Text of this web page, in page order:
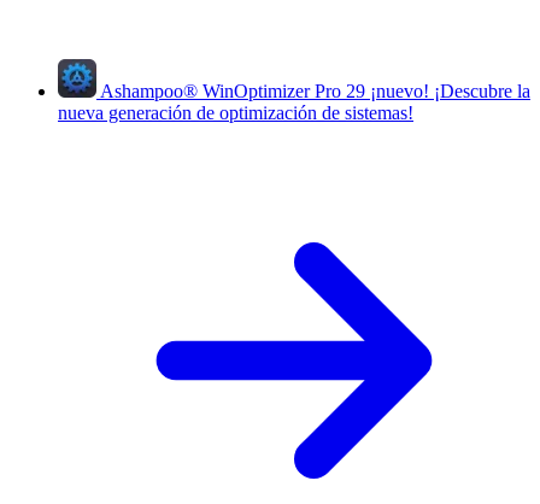
Ashampoo® WinOptimizer Pro 29 ¡nuevo! ¡Descubre la
nueva generación de optimización de sistemas!